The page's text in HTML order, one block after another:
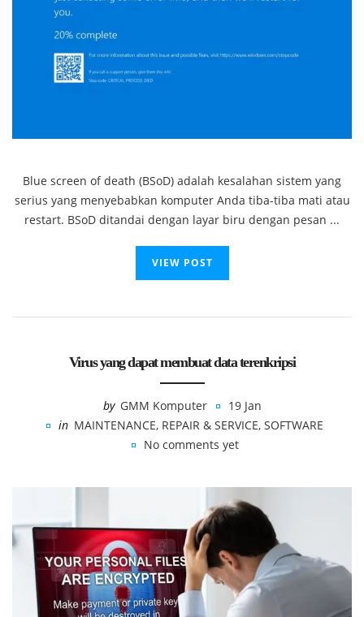
Blue screen of death (BSoD) adalah kesalahan sistem yang
serius yang menyebabkan komputer Anda tiba-tiba mati atau
restart. BSoD ditandai dengan layar biru dengan pesan ...
VIEW POST
Virus yang dapat membuat data terenkripsi
by GMM Komputer
19 Jan
in MAINTENANCE, REPAIR & SERVICE, SOFTWARE
No comments yet